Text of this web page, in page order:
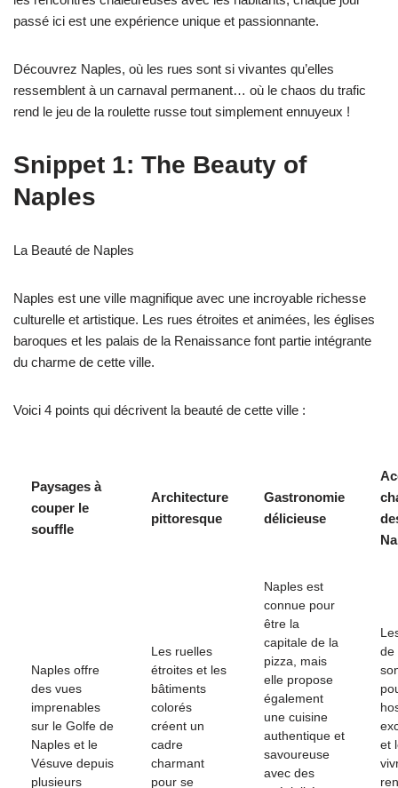
passé ici est une expérience unique et passionnante.
Découvrez Naples, où les rues sont si vivantes qu’elles
ressemblent à un carnaval permanent… où le chaos du trafic
rend le jeu de la roulette russe tout simplement ennuyeux !
Snippet 1: The Beauty of
Naples
La Beauté de Naples
Naples est une ville magnifique avec une incroyable richesse
culturelle et artistique. Les rues étroites et animées, les églises
baroques et les palais de la Renaissance font partie intégrante
du charme de cette ville.
Voici 4 points qui décrivent la beauté de cette ville :
Paysages à
couper le
souffle
Architecture
pittoresque
Gastronomie
délicieuse
Naples offre
des vues
imprenables
sur le Golfe de
Naples et le
Vésuve depuis
plusieurs
Les ruelles
étroites et les
bâtiments
colorés
créent un
cadre
charmant
pour se
Naples est
connue pour
être la
capitale de la
pizza, mais
elle propose
également
une cuisine
authentique et
savoureuse
avec des
de
et